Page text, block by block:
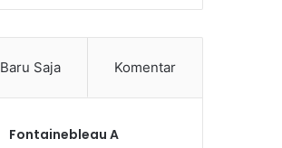
Baru Saja Komentar
Fontainebleau A